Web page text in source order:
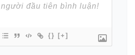
{} [+]